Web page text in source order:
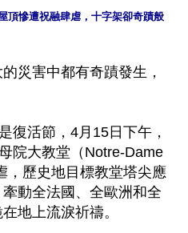
頂慘遭祝融肆虐，十字架卻奇蹟般
災害中都有奇蹟發生，
復活節，4月15日下午，
院大教堂（Notre-Dame
，歷史地目標教堂塔尖應
動全法國、全歐洲和全
地上流淚祈禱。